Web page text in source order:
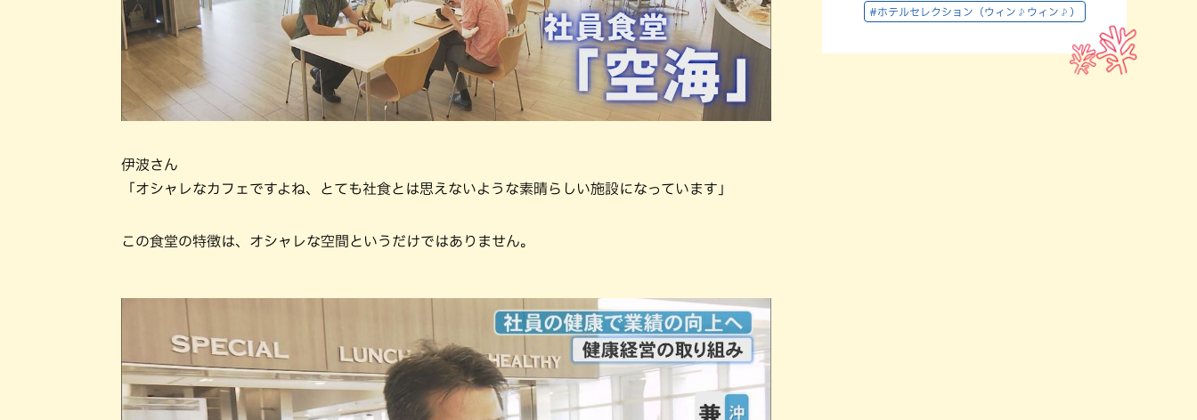
伊波さん
「オシャレなカフェですよね、とても社食とは思えないような素晴らしい施設になっています」
この食堂の特徴は、オシャレな空間というだけではありません。
#ホテルセレクション（ウィン♪ウィン♪）